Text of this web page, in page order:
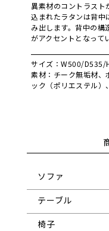
異素材のコントラスト
込まれたラタンは背中
み出します。背中の構
がアクセントとなって
サイズ：W500/D535/
素材：チーク無垢材、
ック（ポリエステル
ソファ
テーブル
椅子